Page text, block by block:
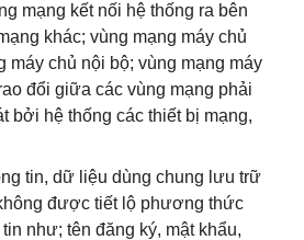
mạng kết nối hệ thống ra bên
khác; vùng mạng máy chủ
máy chủ nội bộ; vùng mạng máy
đổi giữa các vùng mạng phải
bởi hệ thống các thiết bị mạng,
tin, dữ liệu dùng chung lưu trữ
được tiết lộ phương thức
như; tên đăng ký, mật khẩu,